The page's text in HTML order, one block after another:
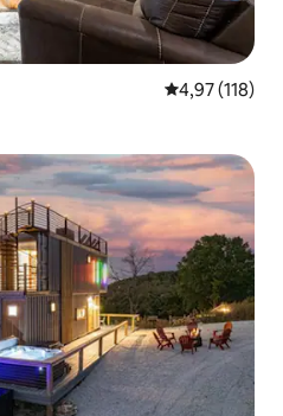
4,97 av 5 i
4,97 (118)